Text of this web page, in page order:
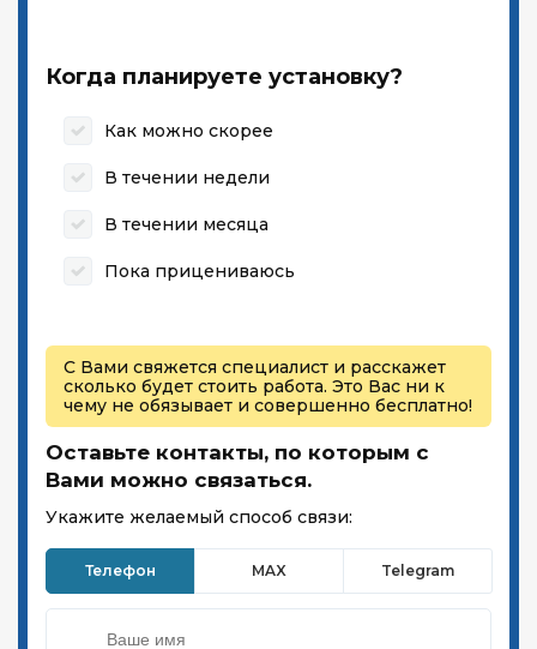
Когда планируете установку?
Как можно скорее
В течении недели
В течении месяца
Пока прицениваюсь
С Вами свяжется специалист и расскажет
сколько будет стоить работа. Это Вас ни к
чему не обязывает и совершенно бесплатно!
Оставьте контакты, по которым с
Вами можно связаться.
Укажите желаемый способ связи:
Телефон MAX Telegram